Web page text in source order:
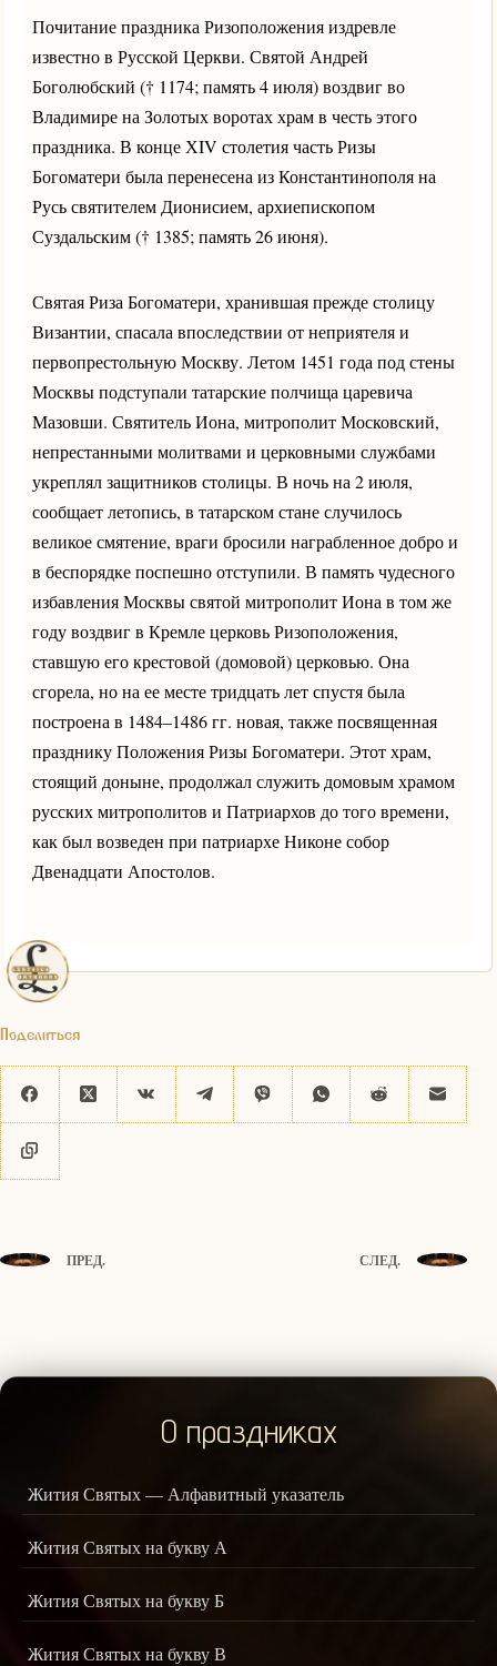
Почитание праздника Ризоположения издревле
известно в Русской Церкви. Святой Андрей
Боголюбский († 1174; память 4 июля) воздвиг во
Владимире на Золотых воротах храм в честь этого
праздника. В конце ХIV столетия часть Ризы
Богоматери была перенесена из Константинополя на
Русь святителем Дионисием, архиепископом
Суздальским († 1385; память 26 июня).
Святая Риза Богоматери, хранившая прежде столицу
Византии, спасала впоследствии от неприятеля и
первопрестольную Москву. Летом 1451 года под стены
Москвы подступали татарские полчища царевича
Мазовши. Святитель Иона, митрополит Московский,
непрестанными молитвами и церковными службами
укреплял защитников столицы. В ночь на 2 июля,
сообщает летопись, в татарском стане случилось
великое смятение, враги бросили награбленное добро и
в беспорядке поспешно отступили. В память чудесного
избавления Москвы святой митрополит Иона в том же
году воздвиг в Кремле церковь Ризоположения,
ставшую его крестовой (домовой) церковью. Она
сгорела, но на ее месте тридцать лет спустя была
построена в 1484–1486 гг. новая, также посвященная
празднику Положения Ризы Богоматери. Этот храм,
стоящий доныне, продолжал служить домовым храмом
русских митрополитов и Патриархов до того времени,
как был возведен при патриархе Никоне собор
Двенадцати Апостолов.
Поделиться
ПРЕД. СЛЕД.
О праздниках
Жития Святых — Алфавитный указатель
Жития Святых на букву А
Жития Святых на букву Б
Жития Святых на букву В